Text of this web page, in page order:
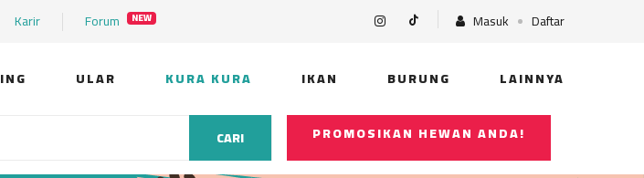
Karir Forum NEW Masuk Daftar
ULAR KURA KURA IKAN BURUNG LAINNYA
CARI PROMOSIKAN HEWAN ANDA!